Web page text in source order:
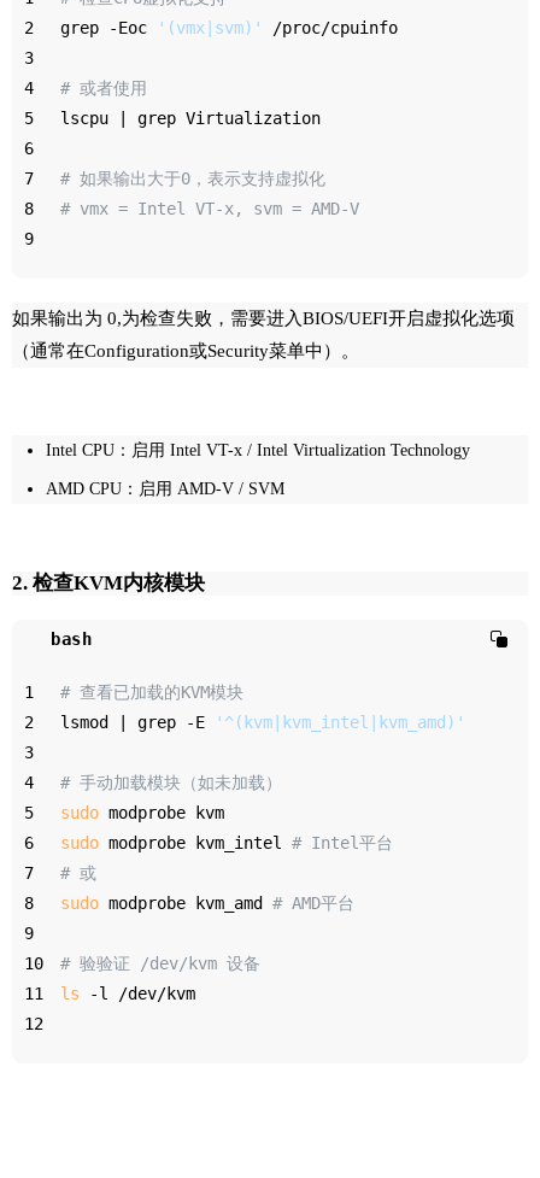
2
grep -Eoc '(vmx|svm)'
/proc/cpuinfo
3
4
# 或者使用
5
lscpu | grep Virtualization
6
7
# 如果输出大于0，表示支持虚拟化
8
# vmx = Intel VT-x, svm = AMD-V
9
如果输出为 0,为检查失败，需要进入BIOS/UEFI开启虚拟化选项
（通常在Configuration或Security菜单中）。
Intel CPU：启用 Intel VT-x / Intel Virtualization Technology
AMD CPU：启用 AMD-V / SVM
2. 检查KVM内核模块
bash
1
# 查看已加载的KVM模块
2
lsmod | grep -E
'^(kvm|kvm_intel|kvm_amd)'
3
4
# 手动加载模块（如未加载）
5
sudo modprobe kvm
6
sudo modprobe kvm_intel # Intel平台
7
# 或
8
sudo modprobe kvm_amd # AMD平台
9
10
# 验验证 /dev/kvm 设备
11
ls -l /dev/kvm
12